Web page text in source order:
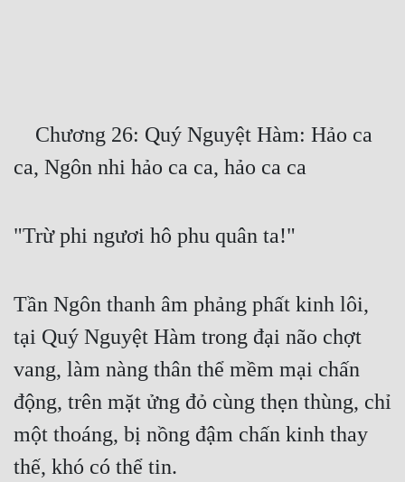
Truyện ngắn
Xa Lộ Dịch
Cung Đấu
Cổ Tiên Hiệp
Cổ Đại
Dị Giới
ca, Ngôn nhi hảo ca ca, hảo ca ca
"Trừ phi ngươi hô phu quân ta!"
Tần Ngôn thanh âm phảng phất kinh lôi,
tại Quý Nguyệt Hàm trong đại não chợt
vang, làm nàng thân thể mềm mại chấn
động, trên mặt ửng đỏ cùng thẹn thùng, chỉ
một thoáng, bị nồng đậm chấn kinh thay
thế, khó có thể tin.